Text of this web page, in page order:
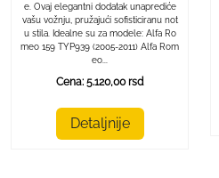
e. Ovaj elegantni dodatak unaprediće
vašu vožnju, pružajući sofisticiranu not
u stila. Idealne su za modele: Alfa Ro
meo 159 TYP939 (2005-2011) Alfa Rom
eo...
Cena: 5.120,00 rsd
Detaljnije